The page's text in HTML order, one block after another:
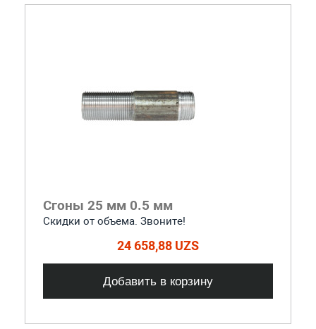
Сгоны 25 мм 0.5 мм
Скидки от объема. Звоните!
24 658,88 UZS
Добавить в корзину